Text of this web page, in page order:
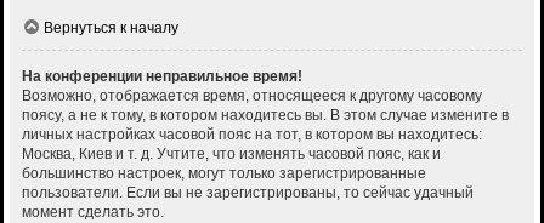
Вернуться к началу
На конференции неправильное время!
Возможно, отображается время, относящееся к другому часовому
поясу, а не к тому, в котором находитесь вы. В этом случае измените в
личных настройках часовой пояс на тот, в котором вы находитесь:
Москва, Киев и т. д. Учтите, что изменять часовой пояс, как и
большинство настроек, могут только зарегистрированные
пользователи. Если вы не зарегистрированы, то сейчас удачный
момент сделать это.